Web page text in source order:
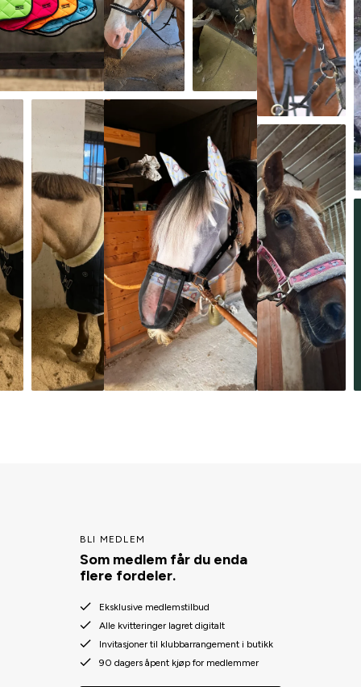
BLI MEDLEM
Som medlem får du enda
flere fordeler.
Eksklusive medlemstilbud
Alle kvitteringer lagret digitalt
Invitasjoner til klubbarrangement i butikk
90 dagers åpent kjøp for medlemmer